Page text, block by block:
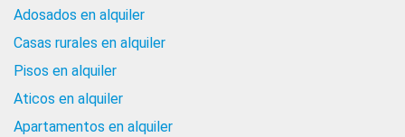
Adosados en alquiler
Casas rurales en alquiler
Pisos en alquiler
Aticos en alquiler
Apartamentos en alquiler